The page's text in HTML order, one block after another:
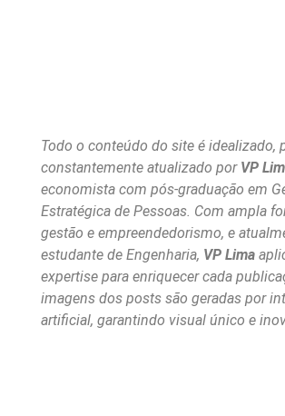
Todo o conteúdo do site é idealizado,
constantemente atualizado por VP
economista com pós-graduação em
Estratégica de Pessoas. Com ampla
gestão e empreendedorismo, e
estudante de Engenharia, VP Lima
expertise para enriquecer cada
imagens dos posts são geradas por
artificial, garantindo visual único e